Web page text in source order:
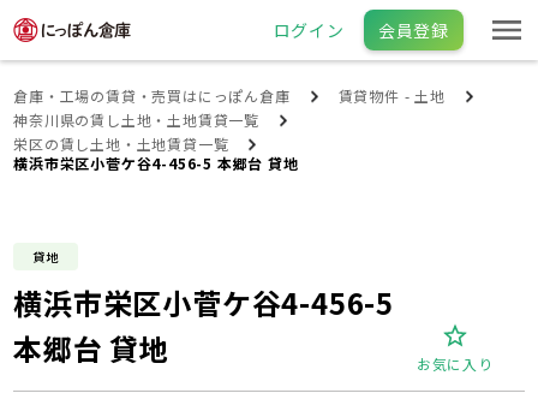
ログイン 会員登録
倉庫・工場の賃貸・売買はにっぽん倉庫
賃貸物件 - 土地
神奈川県の賃し土地・土地賃貸一覧
栄区の賃し土地・土地賃貸一覧
横浜市栄区小菅ケ谷4-456-5 本郷台 貸地
貸地
横浜市栄区小菅ケ谷4-456-5
本郷台 貸地
お気に入り